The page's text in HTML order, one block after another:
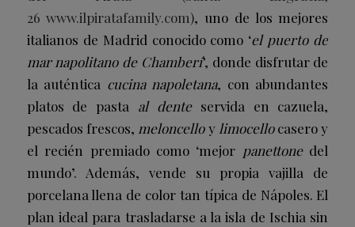
26www.ilpiratafamily.com), uno de los mejores
italianos de Madrid conocido como ‘el puerto de
mar napolitano de Chamberí’, donde disfrutar de
la auténtica cucina napoletana, con abundantes
platos de pasta al dente servida en cazuela,
pescados frescos, meloncelloylimocellocasero y
el recién premiado como ‘mejor panettonedel
mundo’. Además, vende su propia vajilla de
porcelana llena de color tan típica de Nápoles. El
plan ideal para trasladarse a la isla de Ischia sin